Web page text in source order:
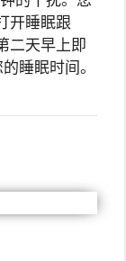
开睡眠跟
二天早上即
睡眠时间。